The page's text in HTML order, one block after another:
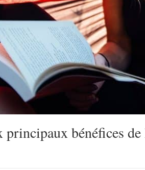
principaux bénéfices